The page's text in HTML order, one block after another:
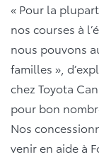
« Pour la
nos courses à
nous pouvons
familles »,
chez Toyota
pour bon
Nos
venir en aide à